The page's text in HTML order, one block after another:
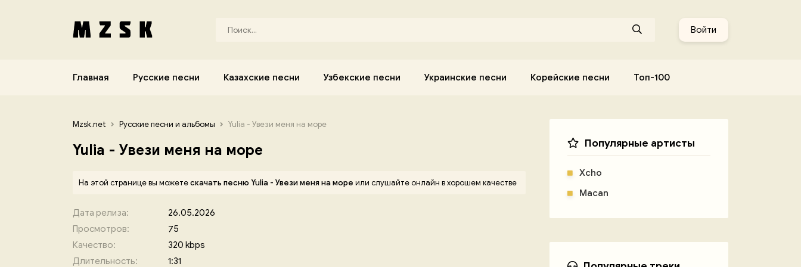
Войти
Главная Русские песни Казахские песни Узбекские песни Украинские песни Корейские песни Топ-100
Mzsk.net Русские песни и альбомы Yulia - Увези меня на море
Yulia - Увези меня на море
На этой странице вы можетескачать песню Yulia - Увези меня на море или слушайте онлайн в хорошем качестве
Дата релиза:
26.05.2026
Просмотров:
75
Качество:
320 kbps
Длительность:
1:31
Популярные артисты
Xcho
Macan